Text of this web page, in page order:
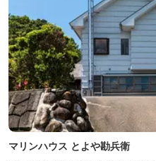
マリンハウス とよや勘兵衛